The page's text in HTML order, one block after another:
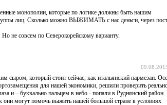
монополии, которые по логике должны быть нашим
лиц. Сколько можно ВЫЖИМАТЬ с нас деньги, через
не совсем по Северокорейскому варианту.
сыром, который стоит сейчас, как итальянский пармезан.
для нашей экономики, решили проверить
и – буквально пальцем в небо - попали в Руднянский
они могут помочь выжить нашей большой стране в условиях